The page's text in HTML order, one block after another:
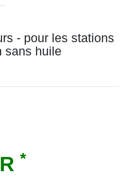
- pour les stations
sans huile
*